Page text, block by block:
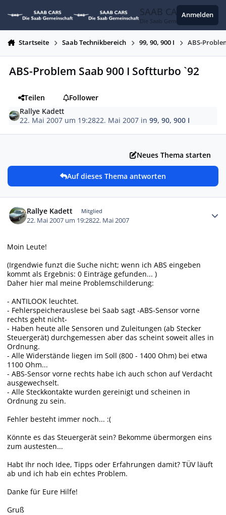
SAAB CARS
Die Saab Gemeinschaft
Anmelden
Startseite Saab Technikbereich 99, 90, 900 I ABS-
ABS-Problem Saab 900 I Softturbo `92
Teilen
Follower
Rallye Kadett
22. Mai 2007 um 19:2822. Mai 2007 in99, 90, 900 I
Neues Thema starten
Auf dieses Thema antworten
Rallye Kadett Mitglied
22. Mai 2007 um 19:2822. Mai 2007
Moin Leute!
(Irgendwie funzt die Suche nicht; wenn ich ABS eingeben
kommt als Ergebnis: 0 Einträge gefunden... )
Daher hier mal meine Problemschilderung:
- ANTILOOK leuchtet.
- Fehlerspeicherauslese bei Saab sagt -ABS-Sensor vorne
rechts geht nicht-
- Haben heute alle Sensoren und Zuleitungen (ab Stecker
Steuergerät) durchgemessen aber das scheint soweit alles in
Ordnung.
- Alle Widerstände liegen im Soll (800 - 1400 Ohm) bei etwa
1100 Ohm...
- ABS-Sensor vorne rechts habe ich auch schon auf Verdacht
ausgewechselt.
- Alle Steckkontakte wurden gereinigt und scheinen in
Ordnung zu sein.
Fehler besteht immer noch... :(
Könnte es das Steuergerät sein? Bekomme übermorgen eins
zum austesten...
Habt Ihr noch Idee, Tipps oder Erfahrungen damit? TÜV läuft
ab und ich hab ein echtes Problem.
Danke für Eure Hilfe!
Gruß